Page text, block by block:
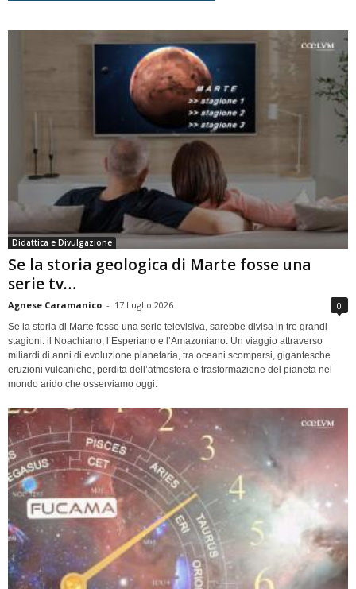
Didattica e Divulgazione
Se la storia geologica di Marte fosse una
serie tv…
Agnese Caramanico - 17 Luglio 2026 0
Se la storia di Marte fosse una serie televisiva, sarebbe divisa in tre grandi
stagioni: il Noachiano, l’Esperiano e l’Amazoniano. Un viaggio attraverso
miliardi di anni di evoluzione planetaria, tra oceani scomparsi, gigantesche
eruzioni vulcaniche, perdita dell’atmosfera e trasformazione del pianeta nel
mondo arido che osserviamo oggi.